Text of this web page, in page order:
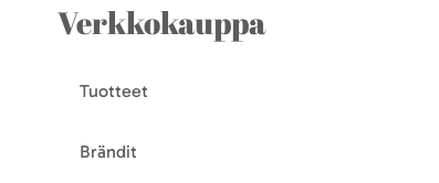
Verkkokauppa
Tuotteet
Brändit